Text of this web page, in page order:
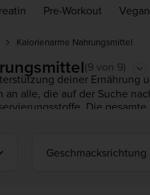
Pre-Workout Vegan
Kalorienarme Nahrungsmittel
(9 von 9)
deiner Ernährung
an alle, die auf der Suche
Die
Geschmacksrichtung